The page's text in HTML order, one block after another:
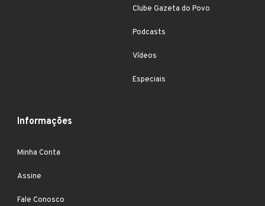
Clube Gazeta do Povo
Podcasts
Vídeos
Especiais
Informações
Minha Conta
Assine
Fale Conosco